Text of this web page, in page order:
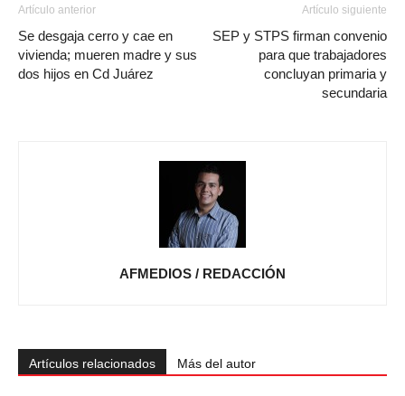
Artículo anterior
Se desgaja cerro y cae en
vivienda; mueren madre y sus
dos hijos en Cd Juárez
Artículo siguiente
SEP y STPS firman convenio
para que trabajadores
concluyan primaria y
secundaria
AFMEDIOS / REDACCIÓN
Artículos relacionados Más del autor